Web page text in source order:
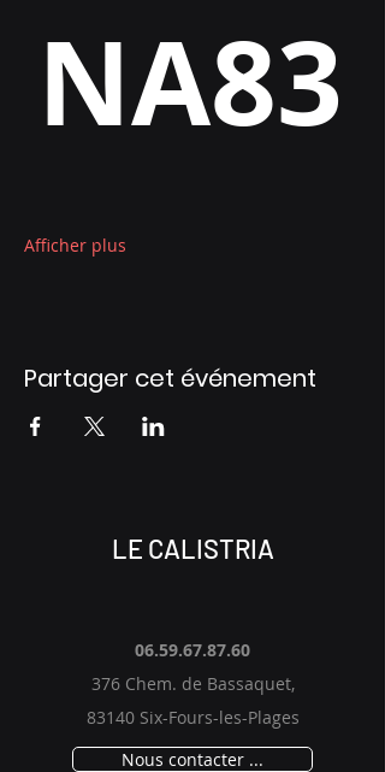
NA83
Afficher plus
Partager cet événement
LE CALISTRIA
06.59.67.87.60
376 Chem. de Bassaquet,
83140 Six-Fours-les-Plages
Nous contacter ...